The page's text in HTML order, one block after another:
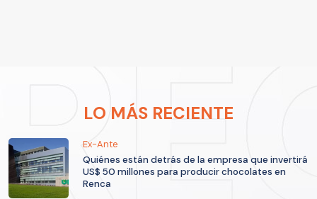
LO MÁS RECIENTE
Ex-Ante
Quiénes están detrás de la empresa que invertirá
US$ 50 millones para producir chocolates en
Renca